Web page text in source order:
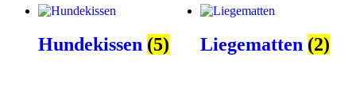
Hundekissen (5) Liegematten (2)